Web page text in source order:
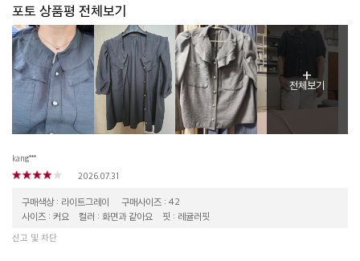
포토 상품평 전체보기
+
전체보기
kang***
2026.07.31
구매색상 : 라이트그레이
구매사이즈 : 42
사이즈 : 커요
컬러 : 화면과 같아요 핏 : 레귤러핏
신고 및 차단